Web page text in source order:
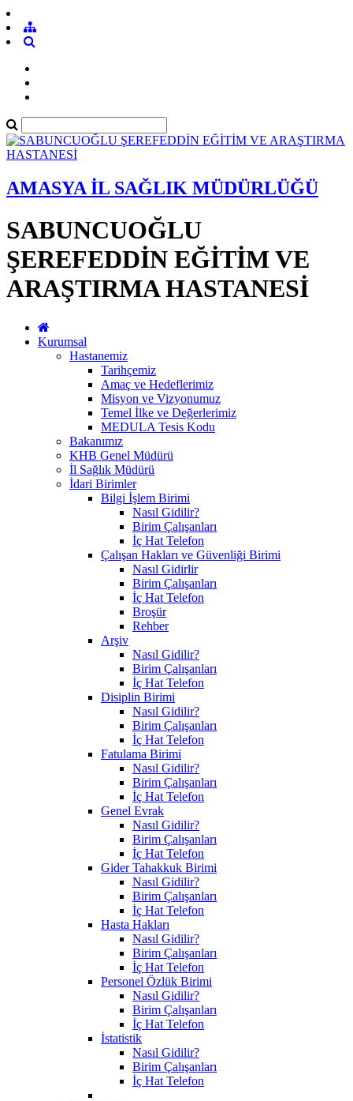
AMASYA İL SAĞLIK MÜDÜRLÜĞÜ
SABUNCUOĞLU
ŞEREFEDDİN EĞİTİM VE
ARAŞTIRMA HASTANESİ
Kurumsal
Hastanemiz
Tarihçemiz
Amaç ve Hedeflerimiz
Misyon ve Vizyonumuz
Temel İlke ve Değerlerimiz
MEDULA Tesis Kodu
Bakanımız
KHB Genel Müdürü
İl Sağlık Müdürü
İdari Birimler
Bilgi İşlem Birimi
Nasıl Gidilir?
Birim Çalışanları
İç Hat Telefon
Çalışan Hakları ve Güvenliği Birimi
Nasıl Gidirlir
Birim Çalışanları
İç Hat Telefon
Broşür
Rehber
Arşiv
Nasıl Gidilir?
Birim Çalışanları
İç Hat Telefon
Disiplin Birimi
Nasıl Gidilir?
Birim Çalışanları
İç Hat Telefon
Fatulama Birimi
Nasıl Gidilir?
Birim Çalışanları
İç Hat Telefon
Genel Evrak
Nasıl Gidilir?
Birim Çalışanları
İç Hat Telefon
Gider Tahakkuk Birimi
Nasıl Gidilir?
Birim Çalışanları
İç Hat Telefon
Hasta Hakları
Nasıl Gidilir?
Birim Çalışanları
İç Hat Telefon
Personel Özlük Birimi
Nasıl Gidilir?
Birim Çalışanları
İç Hat Telefon
İstatistik
Nasıl Gidilir?
Birim Çalışanları
İç Hat Telefon